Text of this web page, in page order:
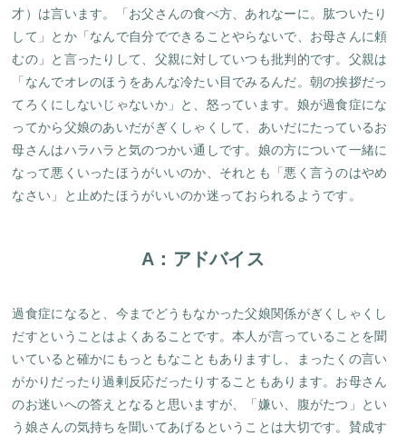
才）は言います。「お父さんの食べ方、あれなーに。肱ついたり
して」とか「なんで自分でできることやらないで、お母さんに頼
むの」と言ったりして、父親に対していつも批判的です。父親は
「なんでオレのほうをあんな冷たい目でみるんだ。朝の挨拶だっ
てろくにしないじゃないか」と、怒っています。娘が過食症にな
ってから父娘のあいだがぎくしゃくして、あいだにたっているお
母さんはハラハラと気のつかい通しです。娘の方について一緒に
なって悪くいったほうがいいのか、それとも「悪く言うのはやめ
なさい」と止めたほうがいいのか迷っておられるようです。
A：アドバイス
過食症になると、今までどうもなかった父娘関係がぎくしゃくし
だすということはよくあることです。本人が言っていることを聞
いていると確かにもっともなこともありますし、まったくの言い
がかりだったり過剰反応だったりすることもあります。お母さん
のお迷いへの答えとなると思いますが、「嫌い、腹がたつ」とい
う娘さんの気持ちを聞いてあげるということは大切です。賛成す